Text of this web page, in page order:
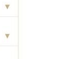
▾
▾